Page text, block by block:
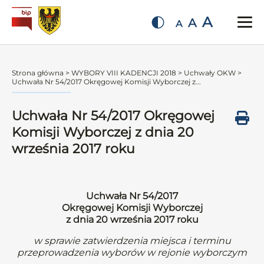
A A A
Strona główna > WYBORY VIII KADENCJI 2018 > Uchwały OKW >
Uchwała Nr 54/2017 Okręgowej Komisji Wyborczej z...
Uchwała Nr 54/2017 Okręgowej
Komisji Wyborczej z dnia 20
września 2017 roku
Uchwała Nr 54/2017
Okręgowej Komisji Wyborczej
z dnia 20 września 2017 roku
w sprawie zatwierdzenia miejsca i terminu
przeprowadzenia wyborów w rejonie wyborczym